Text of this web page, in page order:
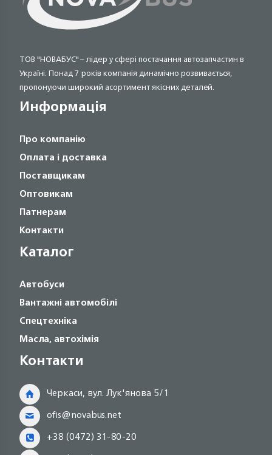
ТОВ "НОВАБУС" – лідер у сфері постачання автозапчастин в
Україні. Понад 7 років компанія динамічно розвивається,
пропонуючи широкий асортимент якісних деталей.
Информація
Про компанію
Оплата і доставка
Поставщикам
Оптовикам
Патнерам
Контакти
Каталог
Автобуси
Вантажні автомобілі
Спецтехніка
Масла, автохімія
Контакти
Черкаси, вул. Лук'янова 5/1
ofis@novabus.net
+38 (0472) 31-80-20